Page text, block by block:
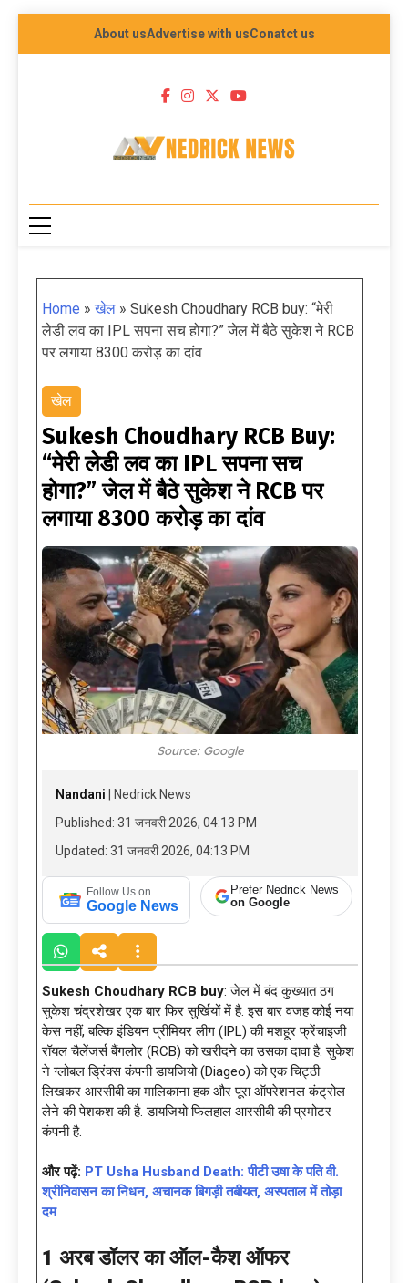
About usAdvertise with usConatct us
NEDRICK NEWS
Home »खेल » Sukesh Choudhary RCB buy: “मेरी
लेडी लव का IPL सपना सच होगा?” जेल में बैठे सुकेश ने RCB
पर लगाया 8300 करोड़ का दांव
खेल
Sukesh Choudhary RCB Buy:
“मेरी लेडी लव का IPL सपना सच
होगा?” जेल में बैठे सुकेश ने RCB पर
लगाया 8300 करोड़ का दांव
Source: Google
Nandani | Nedrick News
Published: 31 जनवरी 2026, 04:13 PM
Updated: 31 जनवरी 2026, 04:13 PM
Follow Us on
Google News
Prefer Nedrick News
on Google
Sukesh Choudhary RCB buy: जेल में बंद कुख्यात ठग
सुकेश चंद्रशेखर एक बार फिर सुर्खियों में है. इस बार वजह कोई नया
केस नहीं, बल्कि इंडियन प्रीमियर लीग (IPL) की मशहूर फ्रेंचाइजी
रॉयल चैलेंजर्स बैंगलोर (RCB) को खरीदने का उसका दावा है. सुकेश
ने ग्लोबल ड्रिंक्स कंपनी डायजियो (Diageo) को एक चिट्ठी
लिखकर आरसीबी का मालिकाना हक और पूरा ऑपरेशनल कंट्रोल
लेने की पेशकश की है. डायजियो फिलहाल आरसीबी की प्रमोटर
कंपनी है.
और पढ़ें: PT Usha Husband Death: पीटी उषा के पति वी.
श्रीनिवासन का निधन, अचानक बिगड़ी तबीयत, अस्पताल में तोड़ा
दम
1 अरब डॉलर का ऑल-कैश ऑफर